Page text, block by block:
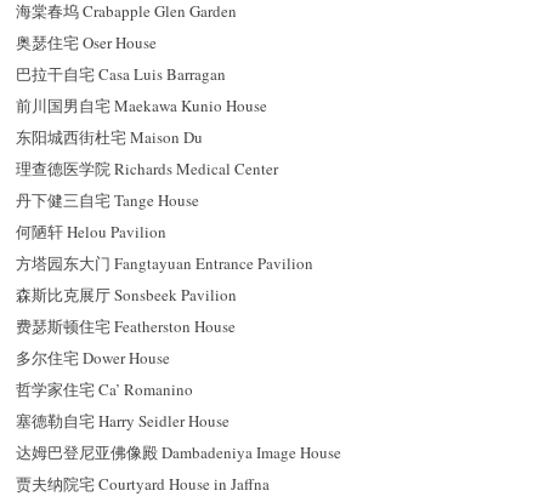
海棠春坞 Crabapple Glen Garden
奥瑟住宅 Oser House
巴拉干自宅 Casa Luis Barragan
前川国男自宅 Maekawa Kunio House
东阳城西街杜宅 Maison Du
理查德医学院 Richards Medical Center
丹下健三自宅 Tange House
何陋轩 Helou Pavilion
方塔园东大门 Fangtayuan Entrance Pavilion
森斯比克展厅 Sonsbeek Pavilion
费瑟斯顿住宅 Featherston House
多尔住宅 Dower House
哲学家住宅 Ca’ Romanino
塞德勒自宅 Harry Seidler House
达姆巴登尼亚佛像殿 Dambadeniya Image House
贾夫纳院宅 Courtyard House in Jaffna